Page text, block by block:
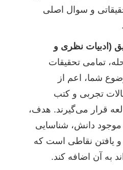
و سوال اصلی
(ادبیات نظری و
تمامی تحقیقات
شما، اعم از
تجربی و کتب
قرار می‌گیرند. هدف،
دانش، شناسایی
یافتن نقاطی است که
به آن اضافه کند.